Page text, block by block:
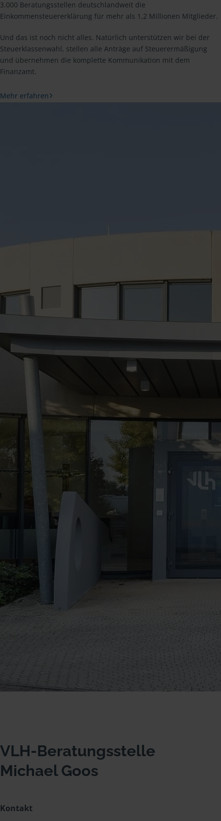
3.000 Beratungsstellen deutschlandweit die
Einkommensteuererklärung für mehr als 1,2 Millionen Mitglieder.
Und das ist noch nicht alles. Natürlich unterstützen wir bei der
Steuerklassenwahl, stellen alle Anträge auf Steuerermäßigung
und übernehmen die komplette Kommunikation mit dem
Finanzamt.
Mehr erfahren
VLH-Beratungsstelle
Michael Goos
Kontakt